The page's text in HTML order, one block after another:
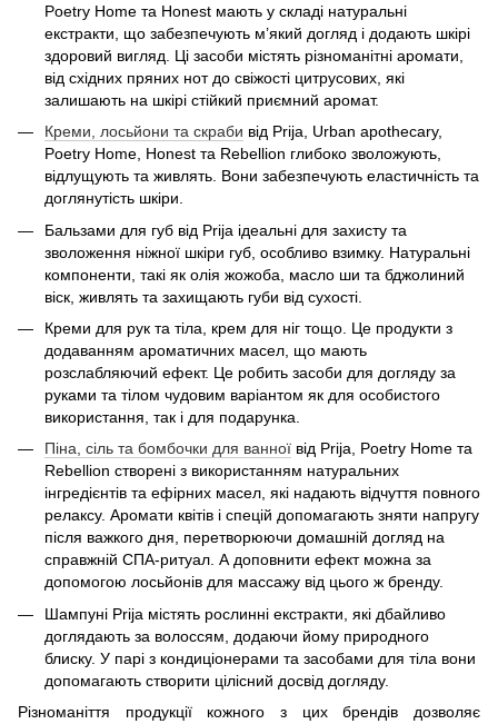
Poetry Home та Honest мають у складі натуральні
екстракти, що забезпечують м’який догляд і додають шкірі
здоровий вигляд. Ці засоби містять різноманітні аромати,
від східних пряних нот до свіжості цитрусових, які
залишають на шкірі стійкий приємний аромат.
Креми, лосьйони та скраби від Prija, Urban apothecary,
Poetry Home, Honest та Rebellion глибоко зволожують,
відлущують та живлять. Вони забезпечують еластичність та
доглянутість шкіри.
Бальзами для губ від Prija ідеальні для захисту та
зволоження ніжної шкіри губ, особливо взимку. Натуральні
компоненти, такі як олія жожоба, масло ши та бджолиний
віск, живлять та захищають губи від сухості.
Креми для рук та тіла, крем для ніг тощо. Це продукти з
додаванням ароматичних масел, що мають
розслабляючий ефект. Це робить засоби для догляду за
руками та тілом чудовим варіантом як для особистого
використання, так і для подарунка.
Піна, сіль та бомбочки для ванної від Prija, Poetry Home та
Rebellion створені з використанням натуральних
інгредієнтів та ефірних масел, які надають відчуття повного
релаксу. Аромати квітів і спецій допомагають зняти напругу
після важкого дня, перетворюючи домашній догляд на
справжній СПА-ритуал. А доповнити ефект можна за
допомогою лосьйонів для массажу від цього ж бренду.
Шампуні Prija містять рослинні екстракти, які дбайливо
доглядають за волоссям, додаючи йому природного
блиску. У парі з кондиціонерами та засобами для тіла вони
допомагають створити цілісний досвід догляду.
Різноманіття продукції кожного з цих брендів дозволяє